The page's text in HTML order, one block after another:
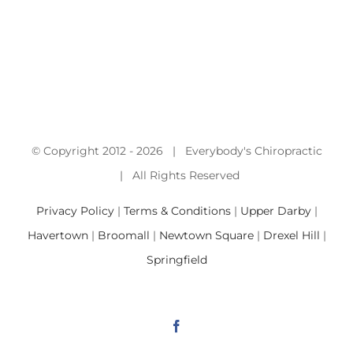
© Copyright 2012 - 2026 | Everybody's Chiropractic
| All Rights Reserved
Privacy Policy| Terms & Conditions| Upper Darby|
Havertown| Broomall | Newtown Square| Drexel Hill |
Springfield